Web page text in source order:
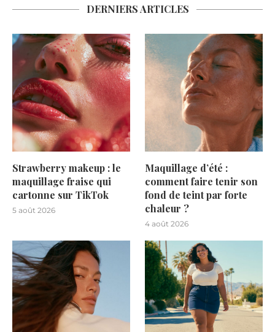
DERNIERS ARTICLES
Strawberry makeup : le
maquillage fraise qui
cartonne sur TikTok
5 août 2026
Maquillage d’été :
comment faire tenir son
fond de teint par forte
chaleur ?
4 août 2026